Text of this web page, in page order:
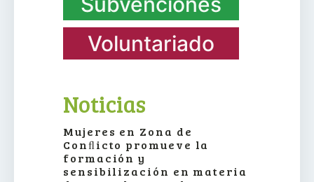
Voluntariado
Noticias
Mujeres en Zona de
Conﬂicto promueve la
formación y
sensibilización en materia